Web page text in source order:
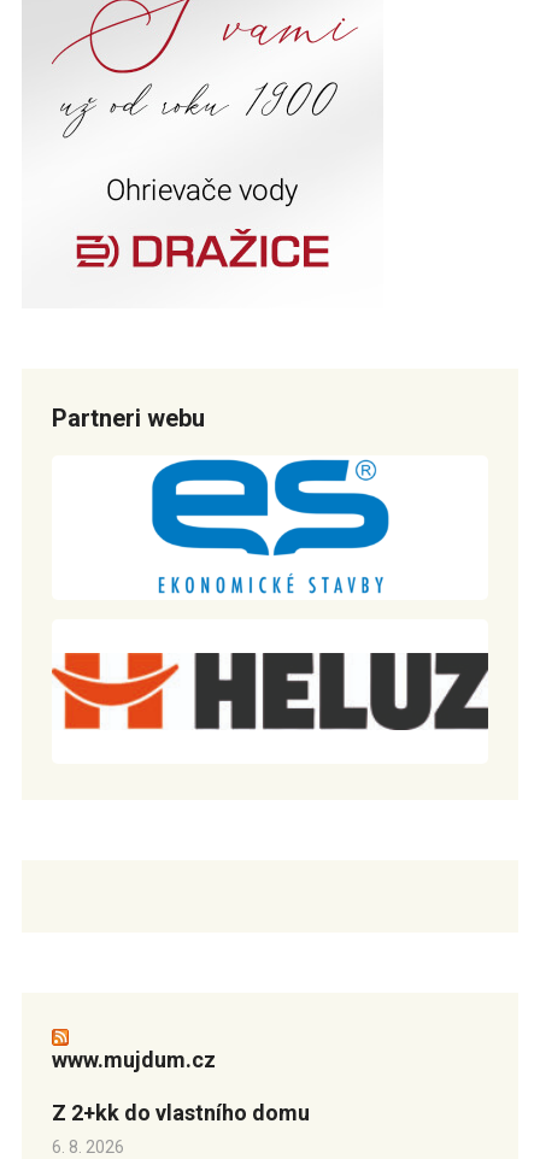
Partneri webu
www.mujdum.cz
Z 2+kk do vlastního domu
6. 8. 2026